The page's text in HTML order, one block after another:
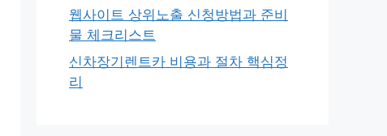
웹사이트 상위노출 신청방법과 준비
물 체크리스트
신차장기렌트카 비용과 절차 핵심정
리